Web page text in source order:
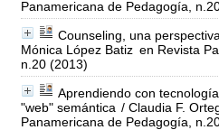
Panamericana de Pedagogía,
Counseling, una
Mónica López Batiz en Revista
n.20 (2013)
Aprendiendo con
"web" semántica / Claudia F.
Panamericana de Pedagogía,